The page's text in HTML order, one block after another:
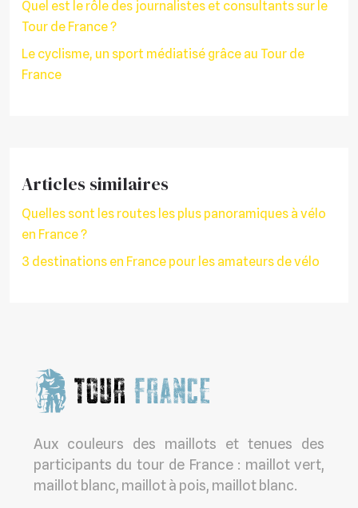
Quel est le rôle des journalistes et consultants sur le
Tour de France ?
Le cyclisme, un sport médiatisé grâce au Tour de
France
Articles similaires
Quelles sont les routes les plus panoramiques à vélo
en France ?
3 destinations en France pour les amateurs de vélo
Aux couleurs des maillots et tenues des
participants du tour de France : maillot vert,
maillot blanc, maillot à pois, maillot blanc.